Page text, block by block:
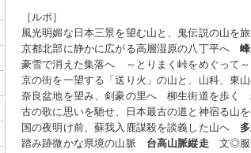
［ルポ］
風光明媚な日本三景を望む山と、鬼伝説の山を
京都北部に静かに広がる高層湿原の八丁平へ
豪雪で消えた集落へ ～とりまく峠をめぐって
京の街を一望する「送り火」の山と、山科、
奈良盆地を望み、剣豪の里へ 柳生街道を歩く
古の歌に思いを馳せ、日本最古の道と神宿る山
国の夜明け前、蘇我入鹿謀殺を談義した山へ
踏み跡微かな県境の山脈 台高山脈縦走文◎服